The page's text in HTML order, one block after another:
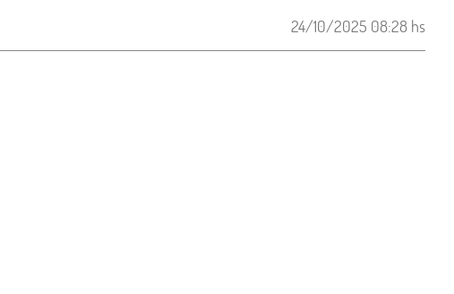
24/10/2025 08:28 hs